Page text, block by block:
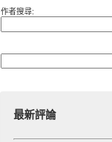
作者搜尋:
最新評論